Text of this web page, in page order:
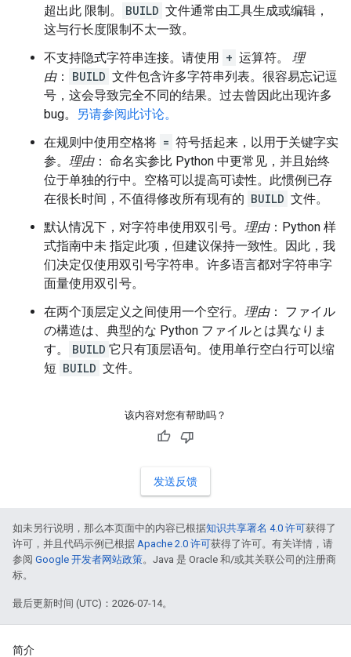
超出此 限制。
BUILD 文件通常由工具生成或编辑，
这与行长度限制不太一致。
不支持隐式字符串连接。请使用 + 运算符。 理
由： BUILD 文件包含许多字符串列表。很容易忘记逗
号，这会导致完全不同的结果。过去曾因此出现许多
bug。
另请参阅此讨论。
在规则中使用空格将 = 符号括起来，以用于关键字实
参。 理由： 命名实参比 Python 中更常见，并且始终
位于单独的行中。空格可以提高可读性。此惯例已存
在很长时间，不值得修改所有现有的 BUILD 文件。
默认情况下，对字符串使用双引号。 理由：Python 样
式指南中未 指定此项，但建议保持一致性。因此，我
们决定仅使用双引号字符串。许多语言都对字符串字
面量使用双引号。
在两个顶层定义之间使用一个空行。 理由： ファイル
の構造は、典型的な Python ファイルとは異なりま
す。
BUILD 它只有顶层语句。使用单行空白行可以缩
短 BUILD 文件。
该内容对您有帮助吗？
发送反馈
如未另行说明，那么本页面中的内容已根据知识共享署名 4.0 许可获得了
许可，并且代码示例已根据 Apache 2.0 许可获得了许可。有关详情，请
参阅 Google 开发者网站政策。Java 是 Oracle 和/或其关联公司的注册商
标。
最后更新时间 (UTC)：2026-07-14。
简介